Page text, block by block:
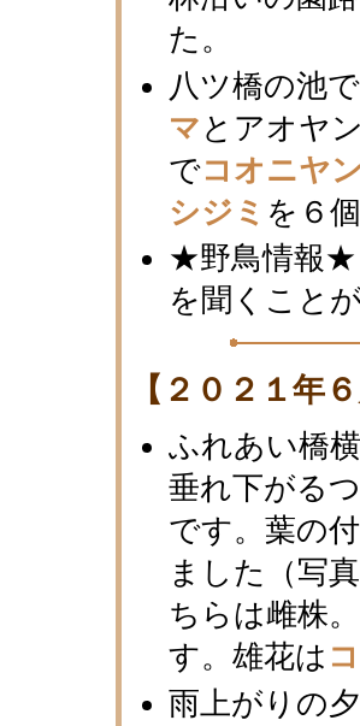
た。
八ツ橋の池
マ とアオヤ
でコオニヤ
シジミ を６
★野鳥情報★
を聞くこと
【２０２１年
ふれあい橋
垂れ下がる
です。葉の
ました（写
ちらは雌株
す。雄花は
雨上がりの